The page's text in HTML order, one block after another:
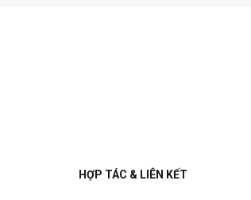
HỢP TÁC & LIÊN KẾT